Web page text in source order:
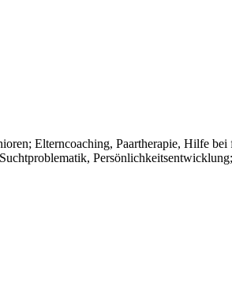
Elterncoaching, Paartherapie, Hilfe